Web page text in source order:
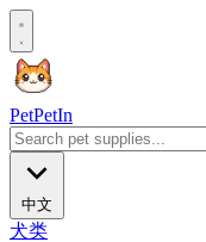
PetPetIn
中文
犬类